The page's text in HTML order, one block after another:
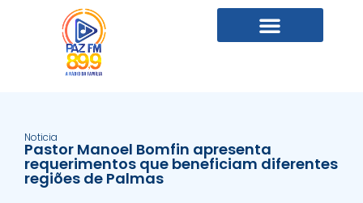
Noticia
Pastor Manoel Bomfin apresenta
requerimentos que beneficiam diferentes
regiões de Palmas